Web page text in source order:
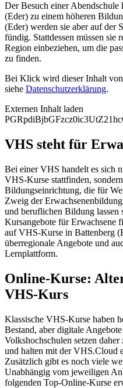
Der Besuch einer Abendschule
(Eder) zu einem höheren
(Eder) werden sie aber auf der
fündig. Stattdessen müssen sie
Region einbeziehen, um die
zu finden.
Bei Klick wird dieser Inhalt
siehe Datenschutzerklärung.
Externen Inhalt laden
VHS steht für
Bei einer VHS handelt es sich
VHS-Kurse stattfinden,
Bildungseinrichtung, die für
Zweig der
und beruflichen Bildung lassen
Kursangebote für Erwachsene
auf VHS-Kurse in Battenberg
überregionale Angebote und
Lernplattform.
Online-Kurse:
VHS-Kurs
Klassische VHS-Kurse haben
Bestand, aber digitale
Volkshochschulen setzen
und halten mit der VHS.Cloud
Zusätzlich gibt es noch viele
Unabhängig vom jeweiligen
folgenden Top-Online-Kurse